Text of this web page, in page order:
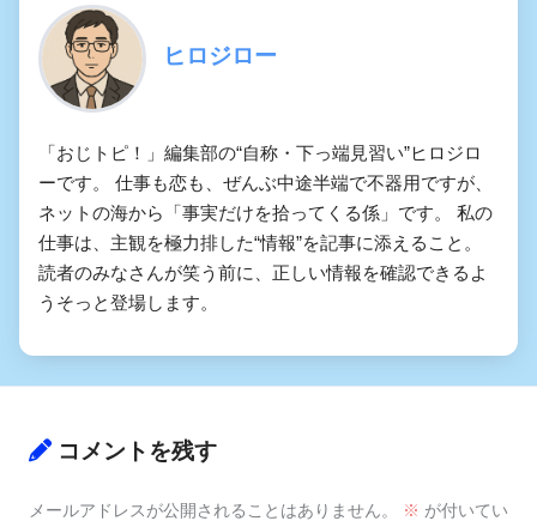
ヒロジロー
「おじトピ！」編集部の“自称・下っ端見習い”ヒロジロ
ーです。 仕事も恋も、ぜんぶ中途半端で不器用ですが、
ネットの海から「事実だけを拾ってくる係」です。 私の
仕事は、主観を極力排した“情報”を記事に添えること。
読者のみなさんが笑う前に、正しい情報を確認できるよ
うそっと登場します。
コメントを残す
メールアドレスが公開されることはありません。 ※ が付いてい